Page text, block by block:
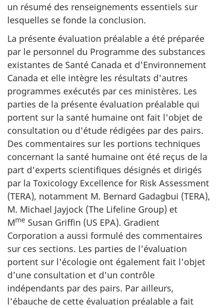
un résumé des renseignements essentiels sur
lesquelles se fonde la conclusion.
La présente évaluation préalable a été préparée
par le personnel du Programme des substances
existantes de Santé Canada et d'Environnement
Canada et elle intègre les résultats d'autres
programmes exécutés par ces ministères. Les
parties de la présente évaluation préalable qui
portent sur la santé humaine ont fait l'objet de
consultation ou d'étude rédigées par des pairs.
Des commentaires sur les portions techniques
concernant la santé humaine ont été reçus de la
part d'experts scientifiques désignés et dirigés
par la Toxicology Excellence for Risk Assessment
(TERA), notamment M. Bernard Gadagbui (TERA),
M. Michael Jayjock (The Lifeline Group) et
Mme Susan Griffin (US EPA). Gradient
Corporation a aussi formulé des commentaires
sur ces sections. Les parties de l'évaluation
portent sur l'écologie ont également fait l'objet
d'une consultation et d'un contrôle
indépendants par des pairs. Par ailleurs,
l'ébauche de cette évaluation préalable a fait